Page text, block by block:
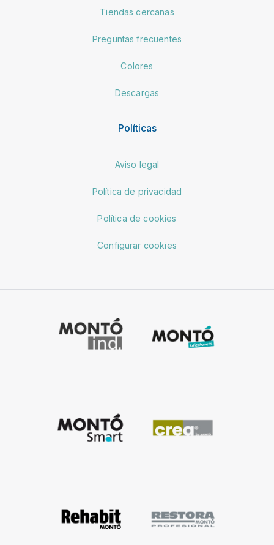
Tiendas cercanas
Preguntas frecuentes
Colores
Descargas
Políticas
Aviso legal
Política de privacidad
Política de cookies
Configurar cookies